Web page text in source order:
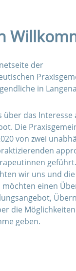
der
in
über das Interesse
Die
von zwei
wir uns und die
einen
die
geben.